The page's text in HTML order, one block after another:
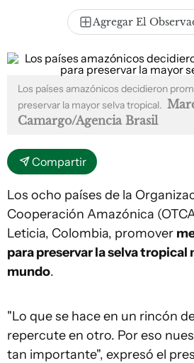
Agregar El
Los países amazónicos decidieron
preservar la mayor selva tropical.
Camargo/Agencia Brasil
Compartir
Los ocho países de la
Cooperación Amazónica
Leticia, Colombia, promover
para preservar la selva tropical
mundo.
"Lo que se hace en un rincón
repercute en otro. Por eso
tan importante", expresó el